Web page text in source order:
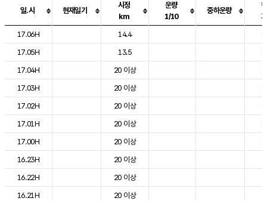
도시별 기상실황표로 지점, 날씨, 기온, 강수, 바람, 기압등을 안내한 표입
일.시 현재일기
시정
km
운량
1/10
중하운량
17.06H
14.4
17.05H
13.5
17.04H
20 이상
17.03H
20 이상
17.02H
20 이상
17.01H
20 이상
17.00H
20 이상
16.23H
20 이상
16.22H
20 이상
16.21H
20 이상